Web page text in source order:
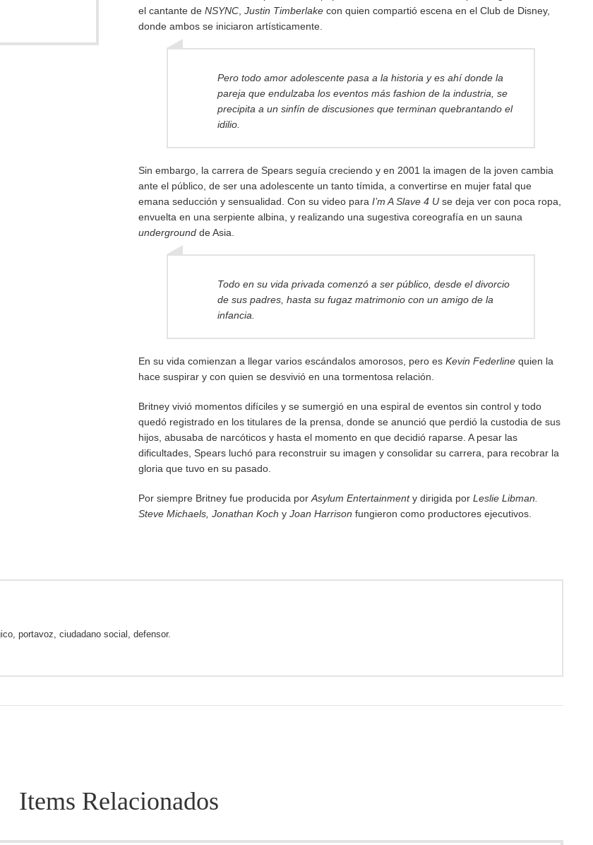
el cantante de NSYNC, Justin Timberlakecon quien compartió escena en el Club de Disney,
donde ambos se iniciaron artísticamente.
Pero todo amor adolescente pasa a la historia y es ahí donde la
pareja que endulzaba los eventos más fashion de la industria, se
precipita a un sinfín de discusiones que terminan quebrantando el
idilio.
Sin embargo, la carrera de Spears seguía creciendo y en 2001 la imagen de la joven cambia
ante el público, de ser una adolescente un tanto tímida, a convertirse en mujer fatal que
emana seducción y sensualidad. Con su video para I’m A Slave 4 Use deja ver con poca ropa,
envuelta en una serpiente albina, y realizando una sugestiva coreografía en un sauna
undergroundde Asia.
Todo en su vida privada comenzó a ser público, desde el divorcio
de sus padres, hasta su fugaz matrimonio con un amigo de la
infancia.
En su vida comienzan a llegar varios escándalos amorosos, pero es Kevin Federlinequien la
hace suspirar y con quien se desvivió en una tormentosa relación.
Britney vivió momentos difíciles y se sumergió en una espiral de eventos sin control y todo
quedó registrado en los titulares de la prensa, donde se anunció que perdió la custodia de sus
hijos, abusaba de narcóticos y hasta el momento en que decidió raparse. A pesar las
dificultades, Spears luchó para reconstruir su imagen y consolidar su carrera, para recobrar la
gloria que tuvo en su pasado.
Por siempre Britney fue producida por Asylum Entertainmenty dirigida por Leslie Libman.
Steve Michaels, Jonathan Koch y Joan Harrison fungieron como productores ejecutivos.
portavoz, ciudadano social, defensor.
Items Relacionados